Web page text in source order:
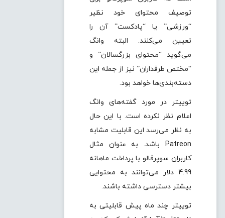
توصیف محتوای خود نظیر
“ورزشی” یا “پادکست”‌ آن را
تعیین می‌کنند. البته وانگ
می‌گوید “محتوای بزرگسالان” و
“مختص طرفداران” نیز از جمله این
دسته‌بندی‌ها خواهد بود.
توییتر در مورد گفته‌های وانگ
اعلام نظر نکرده است. با این حال
به نظر می‌رسد این قابلیت مشابه
Patreon باشد. به عنوان مثال
کاربران سوپرفالو با پرداخت ماهانه
4.99 دلار می‌توانند به محتوایی
بیشتر دسترسی داشته باشند.
توییتر چند ماه پیش قابلیتی به